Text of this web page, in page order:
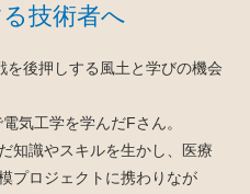
技術者へ
を後押しする風土と学びの機会
気工学を学んだFさん。
知識やスキルを生かし、医療
プロジェクトに携わりなが